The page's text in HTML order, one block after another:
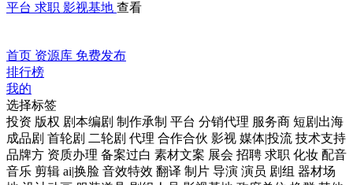
平台 求职 影视基地 查看
首页 资源库 免费发布
排行榜
我的
选择标签
投资 版权 剧本编剧 制作承制 平台 分销代理 服务商 短剧出海
成品剧 首轮剧 二轮剧 代理 合作合伙 影视 媒体|投流 技术支持
品牌方 资质办理 备案过白 素材文案 展会 招聘 求职 化妆 配音
音乐 剪辑 ai|换脸 音效特效 翻译 制片 导演 演员 剧组 器材场